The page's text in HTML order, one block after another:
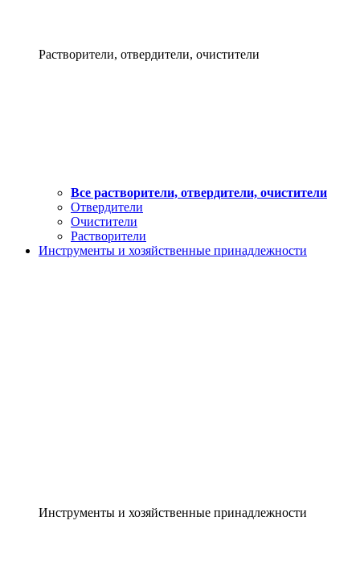
Растворители, отвердители, очистители
Все растворители, отвердители, очистители
Отвердители
Очистители
Растворители
Инструменты и хозяйственные принадлежности
Инструменты и хозяйственные принадлежности